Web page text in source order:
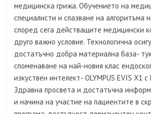
медицинска грижа. Обучението на
специалисти и спазване на алгоритъма
според сега действащите медицински
друго важно условие. Технологична
достатъчно добра материална база-
споменаване на най-новия клас
изкуствен интелект- OLYMPUS EVIS X1 с
Здравна просвета и достатъчна
и начина на участие на пациентите в